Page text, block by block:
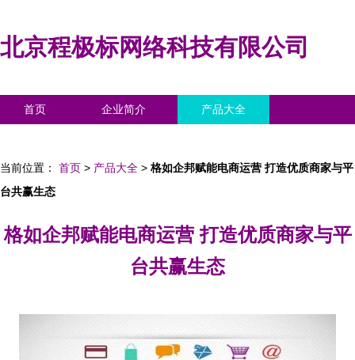
北京程极标网络科技有限公司
首页 企业简介 产品大全
当前位置： 首页 > 产品大全 > 格如企邦赋能电商运营 打造优质商家与平
台共赢生态
格如企邦赋能电商运营 打造优质商家与平
台共赢生态